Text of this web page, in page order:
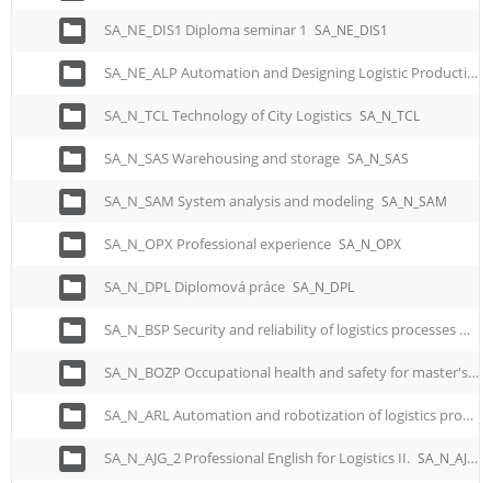
SA_NE_DIS1 Diploma seminar 1 SA_NE_DIS1
SA_NE_ALP Automation and Designing Logistic Production Processes - for Master study programme
SA_N_TCL Technology of City Logistics SA_N_TCL
SA_N_SAS Warehousing and storage SA_N_SAS
SA_N_SAM System analysis and modeling SA_N_SAM
SA_N_OPX Professional experience SA_N_OPX
SA_N_DPL Diplomová práce SA_N_DPL
SA_N_BSP Security and reliability of logistics processes
SA_N_BOZP Occupational health and safety for master's studies
SA_N_ARL Automation and robotization of logistics processes
SA_N_AJG_2 Professional English for Logistics II. SA_N_AJG_2